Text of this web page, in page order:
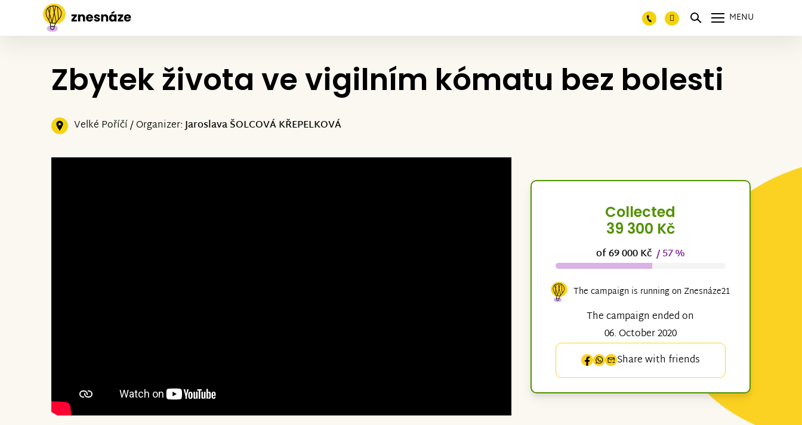
MENU
Zbytek života ve vigilním kómatu bez bolesti
Velké Poříčí / Organizer:Jaroslava ŠOLCOVÁ KŘEPELKOVÁ
Collected
39 300 Kč
of 69 000 Kč/ 57 %
The campaign is running on Znesnáze21
The campaign ended on
06. October 2020
Share with friends